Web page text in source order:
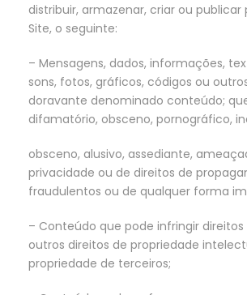
distribuir, armazenar, criar ou
Site, o seguinte:
– Mensagens, dados, informações,
sons, fotos, gráficos, códigos ou
doravante denominado conteúdo;
difamatório, obsceno, pornográfico,
obsceno, alusivo, assediante,
privacidade ou de direitos de
fraudulentos ou de qualquer forma
– Conteúdo que pode infringir
outros direitos de propriedade
propriedade de terceiros;